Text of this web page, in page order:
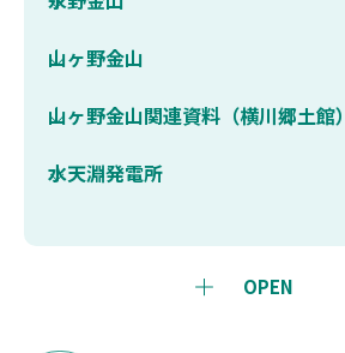
OPEN
山ヶ野金山
山ヶ野金山関連資料（横川郷土館）
水天淵発電所